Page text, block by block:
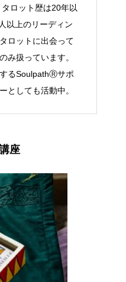
ロット歴は20年以
以上のリーディン
ロットに出会って
み扱っています。
るSoulpathⓇサポ
としても活動中。
座